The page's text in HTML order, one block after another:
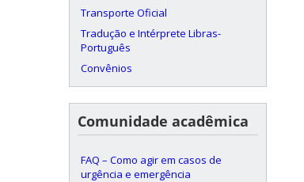
Transporte Oficial
Tradução e Intérprete Libras-
Português
Convênios
Comunidade acadêmica
FAQ – Como agir em casos de
urgência e emergência